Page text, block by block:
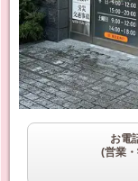
お電
(営業